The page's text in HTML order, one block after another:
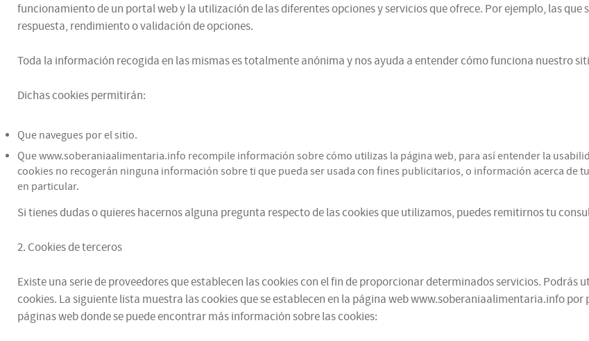
funcionamiento de un portal web y la utilización de las diferentes opciones y servicios que ofrece. Por ejemplo, las
respuesta, rendimiento o validación de opciones.
Toda la información recogida en las mismas es totalmente anónima y nos ayuda a entender cómo funciona nuestro
Dichas cookies permitirán:
Que navegues por el sitio.
Que www.soberaniaalimentaria.info recompile información sobre cómo utilizas la página web, para así entender la
cookies no recogerán ninguna información sobre ti que pueda ser usada con fines publicitarios, o información acerca de
en particular.
Si tienes dudas o quieres hacernos alguna pregunta respecto de las cookies que utilizamos, puedes remitirnos tu
2. Cookies de terceros
Existe una serie de proveedores que establecen las cookies con el fin de proporcionar determinados servicios.
cookies. La siguiente lista muestra las cookies que se establecen en la página web www.soberaniaalimentaria.info por
páginas web donde se puede encontrar más información sobre las cookies: